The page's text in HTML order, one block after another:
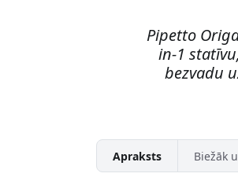
Pipetto
in-1
bezvadu
Apraksts Biežāk